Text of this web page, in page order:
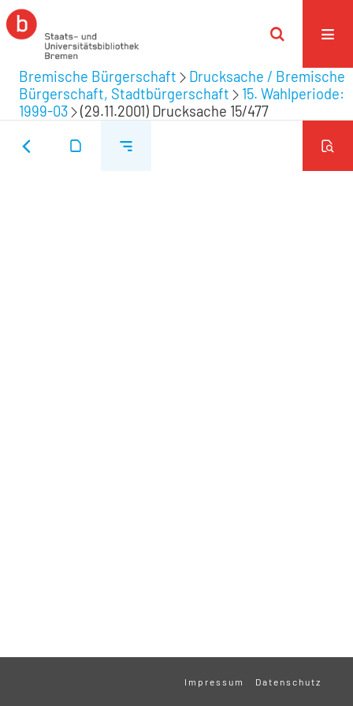
Bremische Bürgerschaft
Drucksache / Bremische
Bürgerschaft, Stadtbürgerschaft
15. Wahlperiode:
1999-03
(29.11.2001) Drucksache 15/477
Impressum Datenschutz